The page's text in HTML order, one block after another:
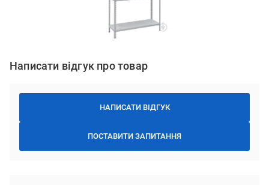
Написати відгук про товар
НАПИСАТИ ВІДГУК
ПОСТАВИТИ ЗАПИТАННЯ